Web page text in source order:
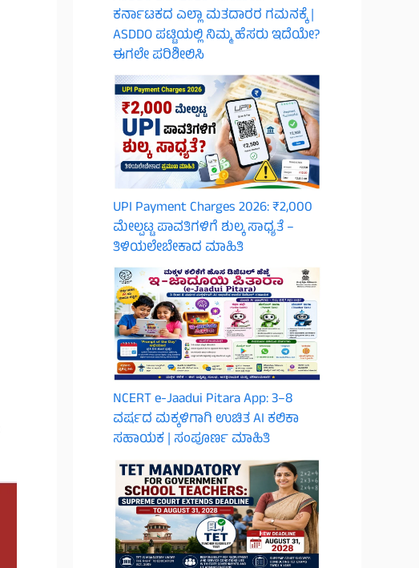
ಕರ್ನಾಟಕದ ಎಲ್ಲಾ ಮತದಾರರ ಗಮನಕ್ಕೆ |
ASDDO ಪಟ್ಟಿಯಲ್ಲಿ ನಿಮ್ಮ ಹೆಸರು ಇದೆಯೇ?
ಈಗಲೇ ಪರಿಶೀಲಿಸಿ
UPI Payment Charges 2026: ₹2,000
ಮೇಲ್ಪಟ್ಟ ಪಾವತಿಗಳಿಗೆ ಶುಲ್ಕ ಸಾಧ್ಯತೆ –
ತಿಳಿಯಲೇಬೇಕಾದ ಮಾಹಿತಿ
NCERT e-Jaadui Pitara App: 3–8
ವರ್ಷದ ಮಕ್ಕಳಿಗಾಗಿ ಉಚಿತ AI ಕಲಿಕಾ
ಸಹಾಯಕ | ಸಂಪೂರ್ಣ ಮಾಹಿತಿ